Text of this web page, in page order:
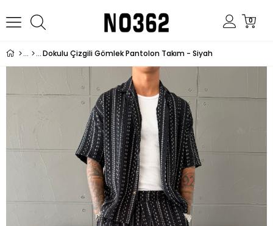
0
Dokulu Çizgili Gömlek Pantolon Takım - Siyah